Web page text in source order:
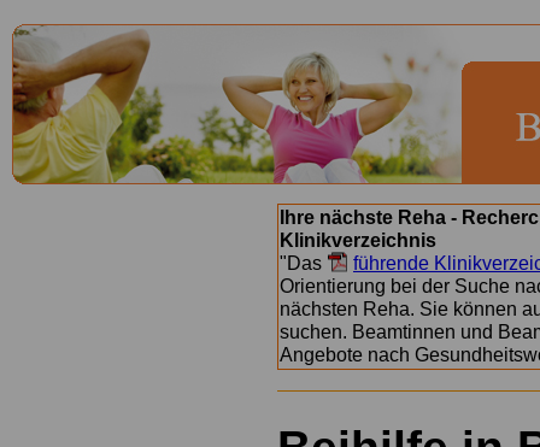
Ihre nächste Reha -
Klinikverzeichnis
"Das
führende
Orientierung bei der Suche
nächsten Reha. Sie können
suchen. Beamtinnen und
Angebote nach